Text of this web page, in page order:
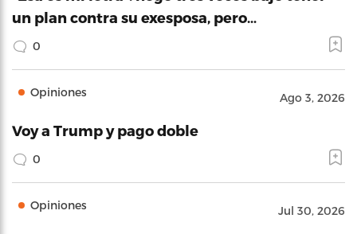
un plan contra su exesposa, pero…
0
Opiniones Ago 3, 2026
Voy a Trump y pago doble
0
Opiniones Jul 30, 2026